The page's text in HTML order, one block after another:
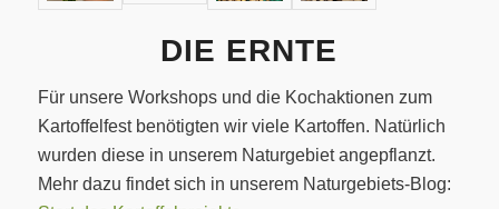
DIE ERNTE
Für unsere Workshops und die Kochaktionen zum
Kartoffelfest benötigten wir viele Kartoffen. Natürlich
wurden diese in unserem Naturgebiet angepflanzt.
Mehr dazu findet sich in unserem Naturgebiets-Blog: